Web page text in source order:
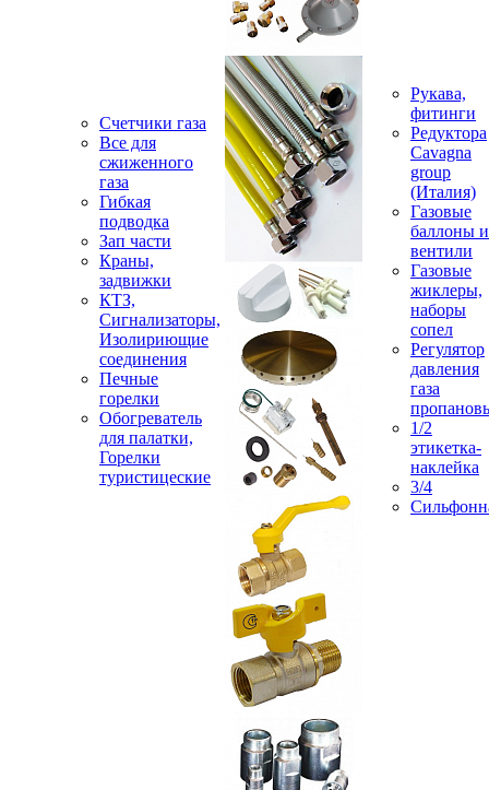
Счетчики газа
Все для
сжиженного
газа
Гибкая
подводка
Зап части
Краны,
задвижки
КТЗ,
Сигнализаторы,
Изолириющие
соединения
Печные
горелки
Обогреватель
для палатки,
Горелки
туристицеские
Рукава,
фитинги
Редуктора
Cavagna
group
(Италия)
Газовые
баллоны и
вентили
Газовые
жиклеры,
наборы
сопел
Регулятор
давления
газа
1/2
этикетка-
наклейка
3/4